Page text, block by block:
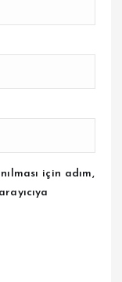
için adım,